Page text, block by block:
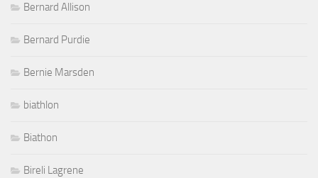
Bernard Allison
Bernard Purdie
Bernie Marsden
biathlon
Biathon
Bireli Lagrene